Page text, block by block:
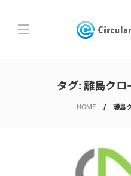
タグ: 離島クロ
HOME 離島